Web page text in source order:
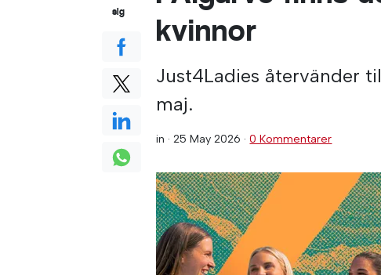
kvinnor
Just4Ladies återvänder
maj.
in ·25 May 2026 ·0 Kommentarer
sig